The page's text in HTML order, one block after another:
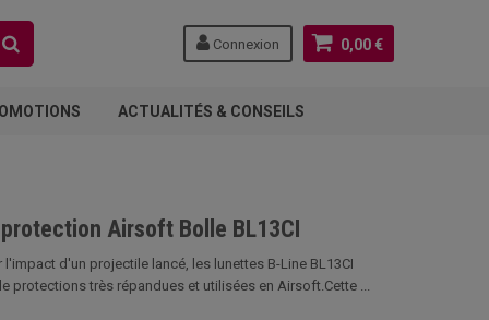
0,00 €
Connexion
ACTUALITÉS & CONSEILS
Airsoft Bolle BL13CI
d'un projectile lancé, les lunettes B-Line BL13CI
protections très répandues et utilisées en Airsoft.Cette ...